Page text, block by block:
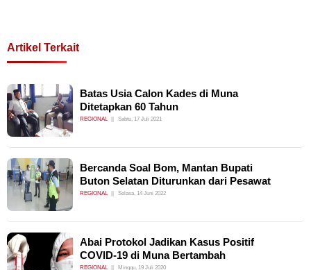
Artikel Terkait
Batas Usia Calon Kades di Muna
Ditetapkan 60 Tahun
REGIONAL Sabtu, 17 Juli 2021
Bercanda Soal Bom, Mantan Bupati
Buton Selatan Diturunkan dari Pesawat
REGIONAL Selasa, 14 Juni 2022
Abai Protokol Jadikan Kasus Positif
COVID-19 di Muna Bertambah
REGIONAL Minggu, 19 Juli 2020